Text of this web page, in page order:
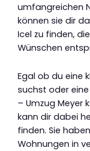
umfangreichen
können sie dir
Icel zu finden,
Wünschen
Egal ob du eine
suchst oder
– Umzug Meyer
kann dir dabei
finden. Sie
Wohnungen in